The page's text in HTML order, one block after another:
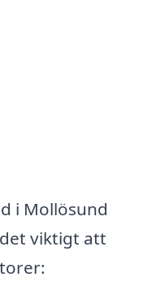
i Mollösund
viktigt att